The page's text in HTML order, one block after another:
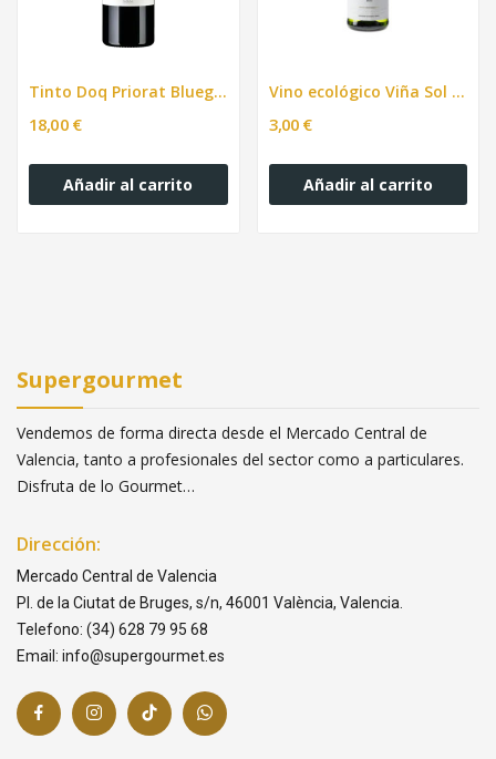
Tinto Doq Priorat Bluegray. 750ml
18,00 €
Añadir al carrito
Vino ecológico Viña Sol 187ml
3,00 €
Añadir al carrito
Supergourmet
Vendemos de forma directa desde el Mercado Central de
Valencia, tanto a profesionales del sector como a particulares.
Disfruta de lo Gourmet…
Dirección:
Mercado Central de Valencia
Pl. de la Ciutat de Bruges, s/n, 46001 València, Valencia.
Telefono: (34) 628 79 95 68
Email: info@supergourmet.es